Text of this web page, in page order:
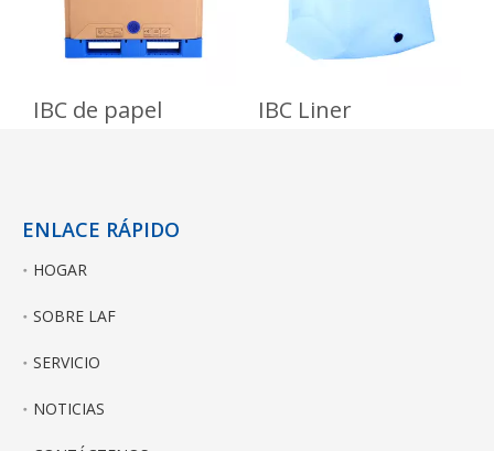
IBC de papel IBC Liner
ENLACE RÁPIDO
HOGAR
SOBRE LAF
SERVICIO
NOTICIAS